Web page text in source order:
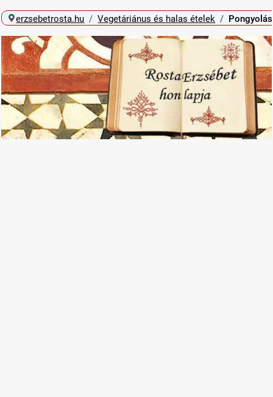
erzsebetrosta.hu Vegetáriánus és halas ételek